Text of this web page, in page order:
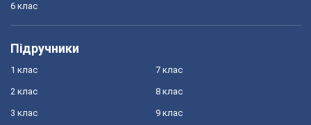
6 клас
Підручники
1 клас
2 клас
3 клас
7 клас
8 клас
9 клас